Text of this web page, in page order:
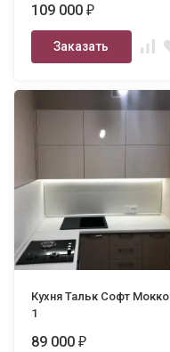
109 000₽
Заказать
Кухня Тальк Софт Мокко
1
89 000₽